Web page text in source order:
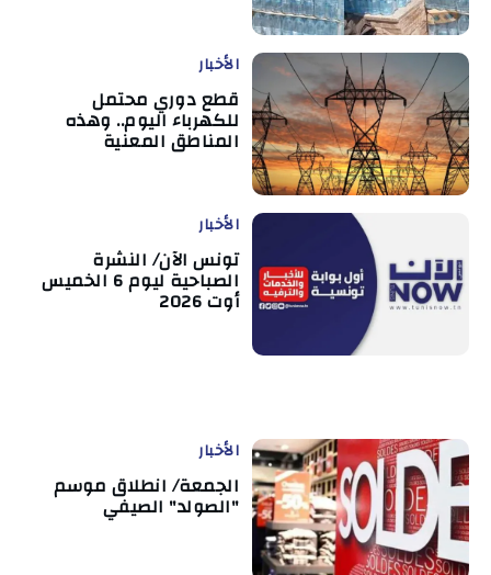
الأخبار
قطع دوري محتمل
للكهرباء اليوم.. وهذه
المناطق المعنية
الأخبار
تونس الآن/ النشرة
الصباحية ليوم 6 الخميس
أوت 2026
الأخبار
الجمعة/ انطلاق موسم
"الصولد" الصيفي